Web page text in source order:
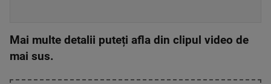
Mai multe detalii puteți afla din clipul video de
mai sus.